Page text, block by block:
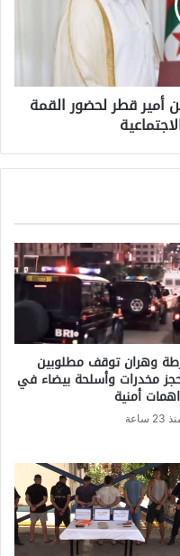
أمير قطر لحضور القمة
وهران توقف مطلوبين
مخدرات وأسلحة بيضاء في
أمنية
23 ساعة